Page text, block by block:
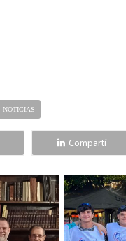
NOTICIAS
Compartí